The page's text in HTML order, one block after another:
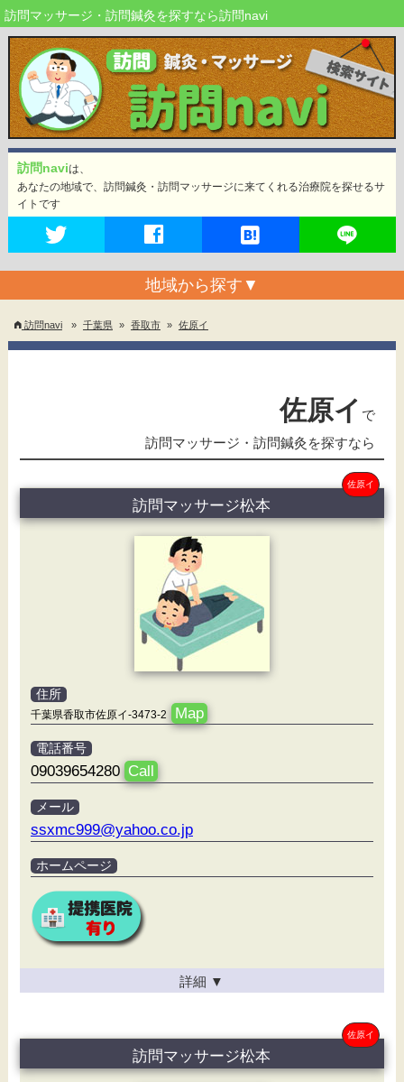
訪問マッサージ・訪問鍼灸を探すなら訪問navi
訪問naviは、
あなたの地域で、訪問鍼灸・訪問マッサージに来てくれる治療院を探せるサ
イトです
地域から探す ▼
訪問navi » 千葉県 » 香取市 » 佐原イ
佐原イ で
訪問マッサージ・訪問鍼灸を探すなら
佐原イ
訪問マッサージ松本
住所
千葉県香取市佐原イ-3473-2 Map
電話番号
09039654280 Call
メール
ssxmc999@yahoo.co.jp
ホームページ
詳細 ▼
佐原イ
訪問マッサージ松本